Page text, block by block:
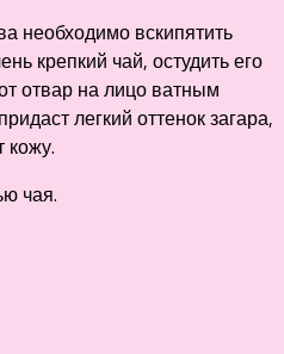
необходимо вскипятить
крепкий чай, остудить его
отвар на лицо ватным
легкий оттенок загара,
кожу.